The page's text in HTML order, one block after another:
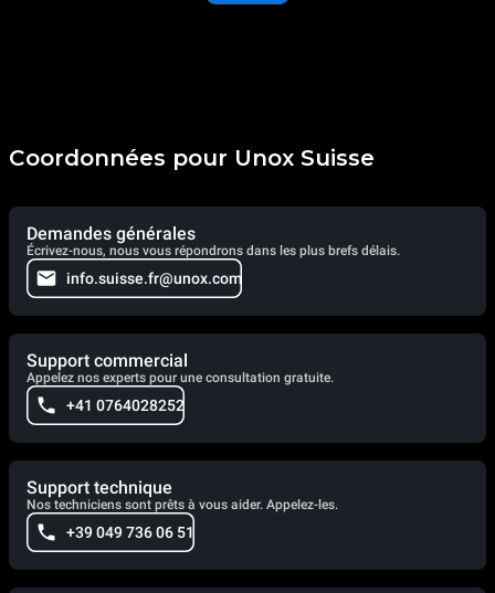
Coordonnées pour Unox Suisse
Demandes générales
Écrivez-nous, nous vous répondrons dans les plus brefs délais.
info.suisse.fr@unox.com
Support commercial
Appelez nos experts pour une consultation gratuite.
+41 0764028252
Support technique
Nos techniciens sont prêts à vous aider. Appelez-les.
+39 049 736 06 51